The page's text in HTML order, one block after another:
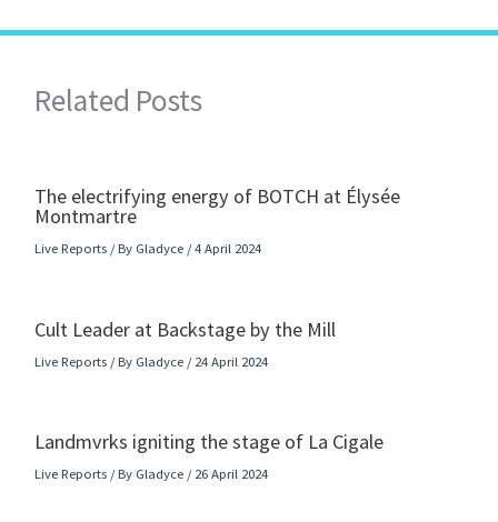
Related Posts
The electrifying energy of BOTCH at Élysée
Montmartre
Live Reports / By Gladyce /4 April 2024
Cult Leader at Backstage by the Mill
Live Reports / By Gladyce /24 April 2024
Landmvrks igniting the stage of La Cigale
Live Reports / By Gladyce /26 April 2024